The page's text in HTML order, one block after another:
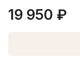
19 950 ₽